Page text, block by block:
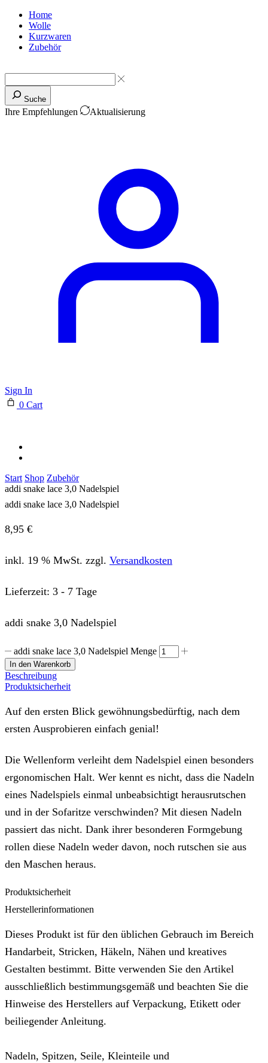
Home
Wolle
Kurzwaren
Zubehör
Suche
Ihre Empfehlungen Aktualisierung
Sign In
0 Cart
Start Shop Zubehör
addi snake lace 3,0 Nadelspiel
addi snake lace 3,0 Nadelspiel
8,95 €
inkl. 19 % MwSt. zzgl. Versandkosten
Lieferzeit: 3 - 7 Tage
addi snake 3,0 Nadelspiel
addi snake lace 3,0 Nadelspiel Menge
In den Warenkorb
Beschreibung
Produktsicherheit
Auf den ersten Blick gewöhnungsbedürftig, nach dem
ersten Ausprobieren einfach genial!
Die Wellenform verleiht dem Nadelspiel einen besonders
ergonomischen Halt. Wer kennt es nicht, dass die Nadeln
eines Nadelspiels einmal unbeabsichtigt herausrutschen
und in der Sofaritze verschwinden? Mit diesen Nadeln
passiert das nicht. Dank ihrer besonderen Formgebung
rollen diese Nadeln weder davon, noch rutschen sie aus
den Maschen heraus.
Produktsicherheit
Herstellerinformationen
Dieses Produkt ist für den üblichen Gebrauch im Bereich
Handarbeit, Stricken, Häkeln, Nähen und kreatives
Gestalten bestimmt. Bitte verwenden Sie den Artikel
ausschließlich bestimmungsgemäß und beachten Sie die
Hinweise des Herstellers auf Verpackung, Etikett oder
beiliegender Anleitung.
Nadeln, Spitzen, Seile, Kleinteile und